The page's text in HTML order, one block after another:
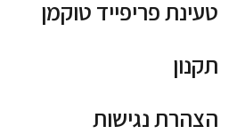
טעינת פריפייד טוקמן
תקנון
הצהרת נגישות